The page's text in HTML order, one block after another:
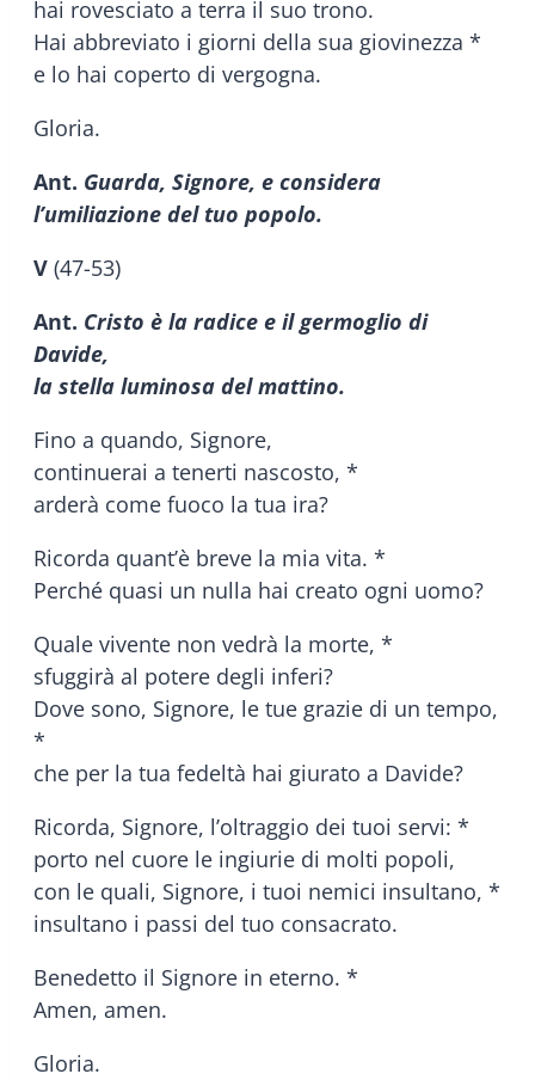
hai rovesciato a terra il suo trono.
Hai abbreviato i giorni della sua giovinezza *
e lo hai coperto di vergogna.
Gloria.
Ant. Guarda, Signore, e considera
l’umiliazione del tuo popolo.
V (47-53)
Ant. Cristo è la radice e il germoglio di
Davide,
la stella luminosa del mattino.
Fino a quando, Signore,
continuerai a tenerti nascosto, *
arderà come fuoco la tua ira?
Ricorda quant’è breve la mia vita. *
Perché quasi un nulla hai creato ogni uomo?
Quale vivente non vedrà la morte, *
sfuggirà al potere degli inferi?
Dove sono, Signore, le tue grazie di un tempo,
*
che per la tua fedeltà hai giurato a Davide?
Ricorda, Signore, l’oltraggio dei tuoi servi: *
porto nel cuore le ingiurie di molti popoli,
con le quali, Signore, i tuoi nemici insultano, *
insultano i passi del tuo consacrato.
Benedetto il Signore in eterno. *
Amen, amen.
Gloria.